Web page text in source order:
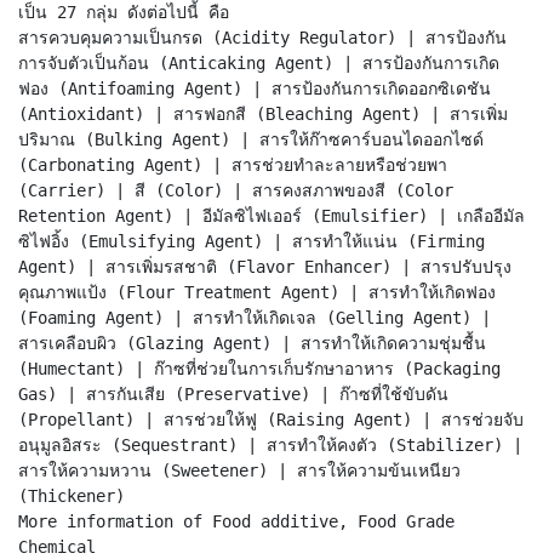
เป็น 27 กลุ่ม ดังต่อไปนี้ คือ
สารควบคุมความเป็นกรด (Acidity Regulator) | สารป้องกัน
การจับตัวเป็นก้อน (Anticaking Agent) | สารป้องกันการเกิด
ฟอง (Antifoaming Agent) | สารป้องกันการเกิดออกซิเดชัน
(Antioxidant) | สารฟอกสี (Bleaching Agent) | สารเพิ่ม
ปริมาณ (Bulking Agent) | สารให้ก๊าซคาร์บอนไดออกไซด์
(Carbonating Agent) | สารช่วยทำละลายหรือช่วยพา
(Carrier) | สี (Color) | สารคงสภาพของสี (Color
Retention Agent) | อีมัลซิไฟเออร์ (Emulsifier) | เกลืออีมัล
ซิไฟอิ้ง (Emulsifying Agent) | สารทำให้แน่น (Firming
Agent) | สารเพิ่มรสชาติ (Flavor Enhancer) | สารปรับปรุง
คุณภาพแป้ง (Flour Treatment Agent) | สารทำให้เกิดฟอง
(Foaming Agent) | สารทำให้เกิดเจล (Gelling Agent) |
สารเคลือบผิว (Glazing Agent) | สารทำให้เกิดความชุ่มชื้น
(Humectant) | ก๊าซที่ช่วยในการเก็บรักษาอาหาร (Packaging
Gas) | สารกันเสีย (Preservative) | ก๊าซที่ใช้ขับดัน
(Propellant) | สารช่วยให้ฟู (Raising Agent) | สารช่วยจับ
อนุมูลอิสระ (Sequestrant) | สารทำให้คงตัว (Stabilizer) |
สารให้ความหวาน (Sweetener) | สารให้ความข้นเหนียว
(Thickener)
More information of Food additive, Food Grade
Chemical